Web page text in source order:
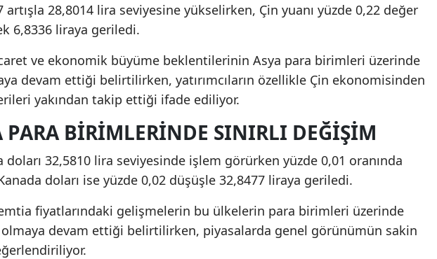
artışla 28,8014 lira seviyesine yükselirken, Çin yuanı yüzde 0,22 değer
6,8336 liraya geriledi.
ve ekonomik büyüme beklentilerinin Asya para birimleri üzerinde
devam ettiği belirtilirken, yatırımcıların özellikle Çin ekonomisinden
yakından takip ettiği ifade ediliyor.
PARA BIRIMLERINDE SINIRLI DEĞIŞIM
doları 32,5810 lira seviyesinde işlem görürken yüzde 0,01 oranında
doları ise yüzde 0,02 düşüşle 32,8477 liraya geriledi.
fiyatlarındaki gelişmelerin bu ülkelerin para birimleri üzerinde
devam ettiği belirtilirken, piyasalarda genel görünümün sakin